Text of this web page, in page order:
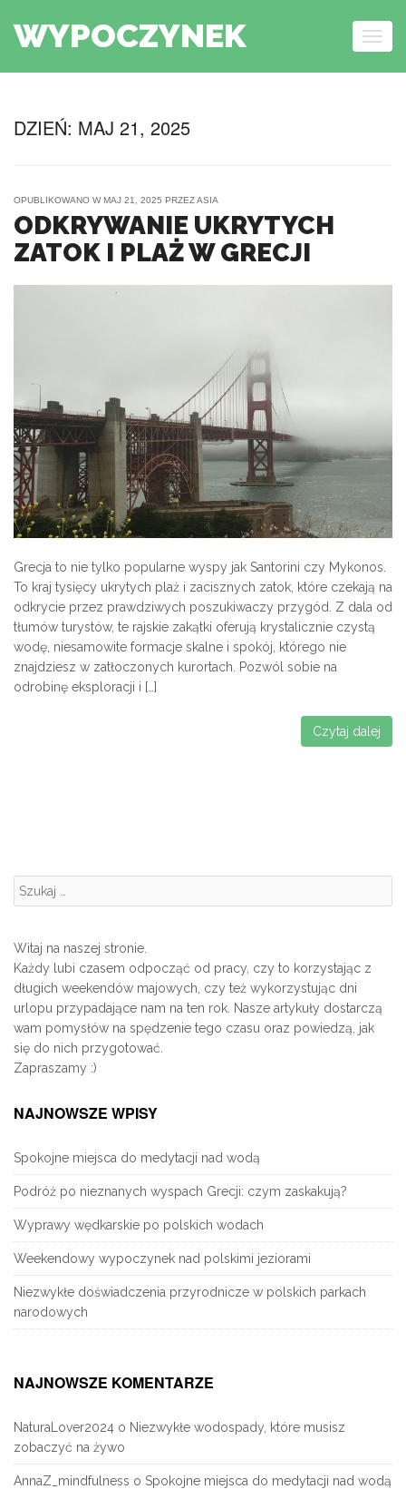
WYPOCZYNEK
DZIEŃ: MAJ 21, 2025
OPUBLIKOWANO WMAJ 21, 2025 PRZEZASIA
ODKRYWANIE UKRYTYCH
ZATOK I PLAŻ W GRECJI
Grecja to nie tylko popularne wyspy jak Santorini czy Mykonos.
To kraj tysięcy ukrytych plaż i zacisznych zatok, które czekają na
odkrycie przez prawdziwych poszukiwaczy przygód. Z dala od
tłumów turystów, te rajskie zakątki oferują krystalicznie czystą
wodę, niesamowite formacje skalne i spokój, którego nie
znajdziesz w zatłoczonych kurortach. Pozwól sobie na
odrobinę eksploracji i […]
Czytaj dalej
Szukanie:
Witaj na naszej stronie.
Każdy lubi czasem odpocząć od pracy, czy to korzystając z
długich weekendów majowych, czy też wykorzystując dni
urlopu przypadające nam na ten rok. Nasze artykuły dostarczą
wam pomysłów na spędzenie tego czasu oraz powiedzą, jak
się do nich przygotować.
Zapraszamy :)
NAJNOWSZE WPISY
Spokojne miejsca do medytacji nad wodą
Podróż po nieznanych wyspach Grecji: czym zaskakują?
Wyprawy wędkarskie po polskich wodach
Weekendowy wypoczynek nad polskimi jeziorami
Niezwykłe doświadczenia przyrodnicze w polskich parkach
narodowych
NAJNOWSZE KOMENTARZE
NaturaLover2024 o Niezwykłe wodospady, które musisz
zobaczyć na żywo
AnnaZ_mindfulness o Spokojne miejsca do medytacji nad wodą